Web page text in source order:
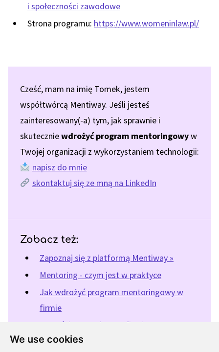
We use cookies
i społeczności zawodowe
Strona programu: https://www.womeninlaw.pl/
Cześć, mam na imię Tomek, jestem
współtwórcą Mentiway. Jeśli jesteś
zainteresowany(-a) tym, jak sprawnie i
skuteczniewdrożyć program mentoringowyw
Twojej organizacji z wykorzystaniem technologii:
napisz do mnie
skontaktuj się ze mną na LinkedIn
Zobacz też:
Zapoznaj się z platformą Mentiway »
Mentoring - czym jest w praktyce
Jak wdrożyć program mentoringowy w
firmie
Korzyści mentoringu w firmie